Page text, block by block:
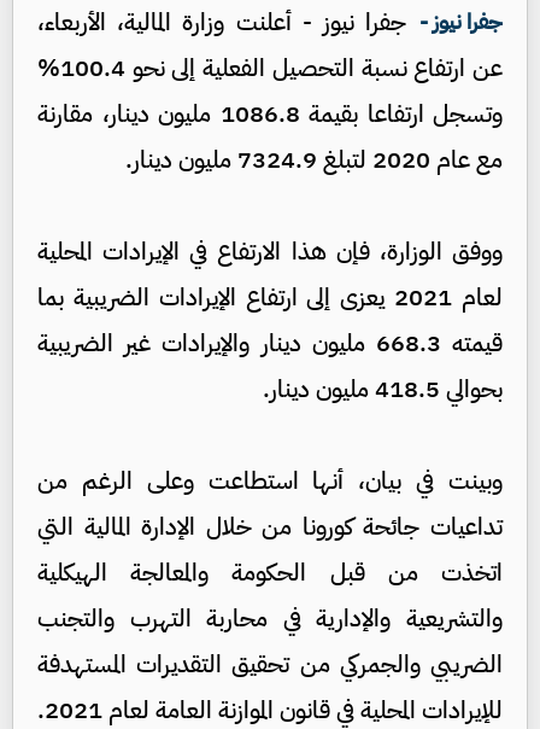
جفرا نيوز - جفرا نيوز - أعلنت وزارة المالية، الأربعاء،
عن ارتفاع نسبة التحصيل الفعلية إلى نحو 100.4%
وتسجل ارتفاعا بقيمة 1086.8 مليون دينار، مقارنة
مع عام 2020 لتبلغ 7324.9 مليون دينار.
ووفق الوزارة، فإن هذا الارتفاع في الإيرادات المحلية
لعام 2021 يعزى إلى ارتفاع الإيرادات الضريبية بما
قيمته 668.3 مليون دينار والإيرادات غير الضريبية
بحوالي 418.5 مليون دينار.
وبينت في بيان، أنها استطاعت وعلى الرغم من
تداعيات جائحة كورونا من خلال الإدارة المالية التي
اتخذت من قبل الحكومة والمعالجة الهيكلية
والتشريعية والإدارية في محاربة التهرب والتجنب
الضريبي والجمركي من تحقيق التقديرات المستهدفة
للإيرادات المحلية في قانون الموازنة العامة لعام 2021.